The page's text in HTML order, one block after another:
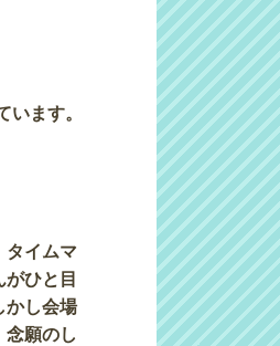
ます。
タイムマ
ひと目
かし会場
念願のし